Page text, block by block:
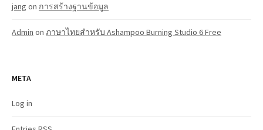
jang on การสร้างฐานข้อมูล
Admin on ภาษาไทยสำหรับ Ashampoo Burning Studio 6 Free
META
Log in